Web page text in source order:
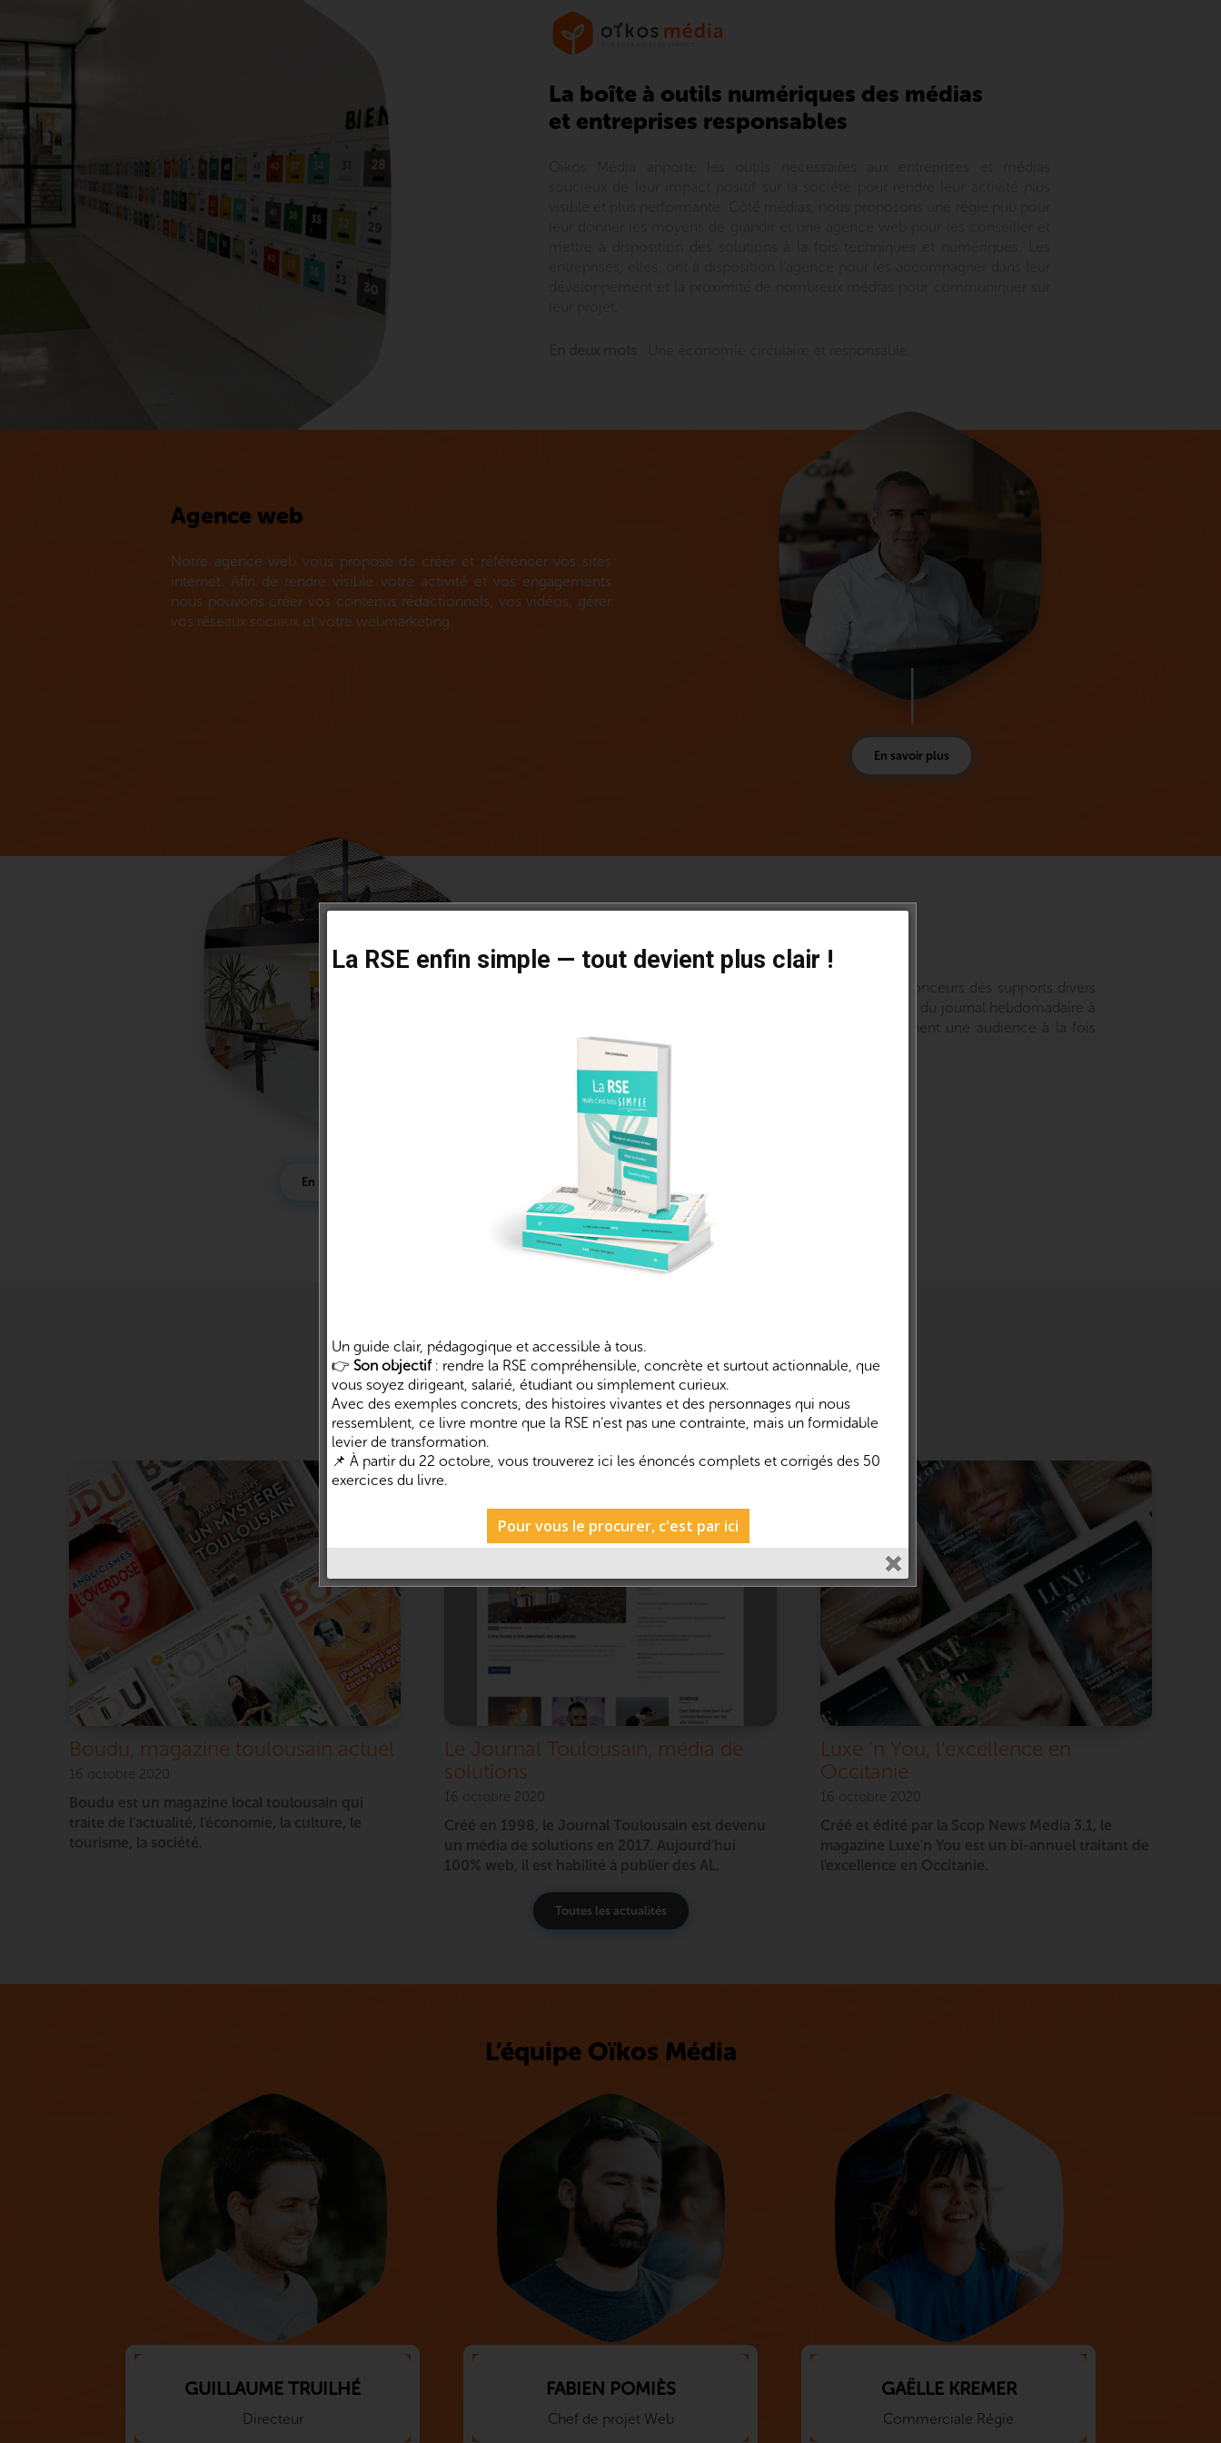
La boîte à outils numériques des médias
et entreprises responsables
Agence web
Notre agence web vous propose de créer et référencer vos sites
internet. Afin de rendre visible votre activité et vos engagements
nous pouvons créer vos contenus rédactionnels, vos vidéos, gérer
vos réseaux sociaux et votre webmarketing.
En savoir plus
En savoir plus
Régie publicitaire
Notre régie publicitaire propose à nos annonceurs des supports divers
dans la presse et le digital. Du luxe au sport, du journal hebdomadaire à
la presse magazine, nos annonceurs touchent une audience à la fois
large et qualifiée.
Notre actu
Au fil des différents articles, nous vous partageons l’actualité d’Oïkos Média.
Boudu, magazine toulousain actuel
16 octobre 2020
Boudu est un magazine local toulousain qui
traite de l'actualité, l'économie, la culture, le
tourisme, la société.
Le Journal Toulousain, média de
solutions
16 octobre 2020
Créé en 1998, le Journal Toulousain est devenu
un média de solutions en 2017. Aujourd'hui
100% web, il est habilité à publier des AL.
Luxe ‘n You, l’excellence en
Occitanie
16 octobre 2020
Créé et édité par la Scop News Media 3.1, le
magazine Luxe'n You est un bi-annuel traitant de
l'excellence en Occitanie.
Toutes les actualités
L’équipe Oïkos Média
GUILLAUME TRUILHÉ
Directeur
FABIEN POMIÈS
Chef de projet Web
GAËLLE KREMER
Commerciale Régie
La RSE enfin simple — tout devient plus clair !
Un guide clair, pédagogique et accessible à tous.
👉 Son objectif: rendre la RSE compréhensible, concrète et surtout actionnable, que
vous soyez dirigeant, salarié, étudiant ou simplement curieux.
Avec des exemples concrets, des histoires vivantes et des personnages qui nous
ressemblent, ce livre montre que la RSE n’est pas une contrainte, mais un formidable
levier de transformation.
📌 À partir du 22 octobre, vous trouverez ici les énoncés complets et corrigés des 50
exercices du livre.
Pour vous le procurer, c'est par ici